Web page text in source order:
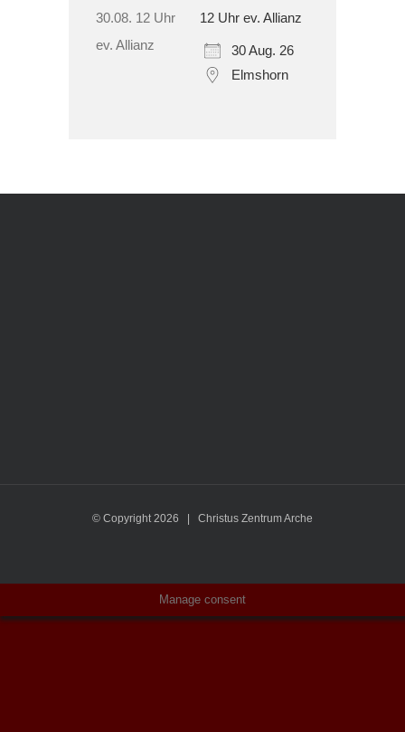
12 Uhr ev. Allianz
30 Aug. 26
Elmshorn
© Copyright2026 | Christus Zentrum Arche
Manage consent